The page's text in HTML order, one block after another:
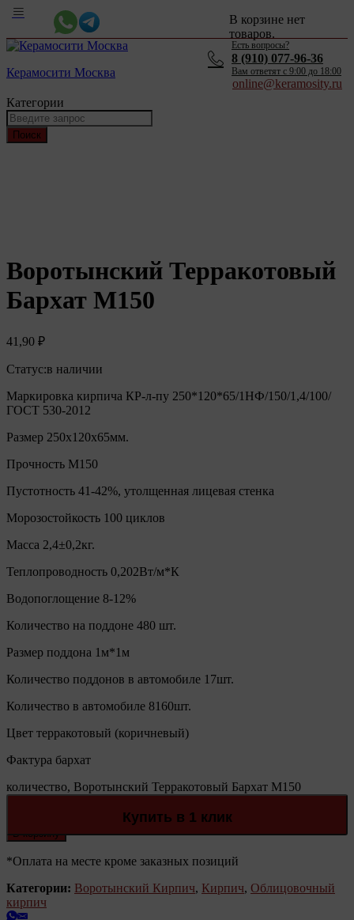
Керамосити Москва
В корзине нет
товаров.
Категории
Поиск
Есть вопросы?
8 (910) 077-96-36
Вам ответят c 9:00 до 18:00
online@keramosity.ru
Воротынский Терракотовый
Бархат М150
41,90 ₽
Статус:в наличии
Маркировка кирпича КР-л-пу 250*120*65/1НФ/150/1,4/100/
ГОСТ 530-2012
Размер 250х120х65мм.
Прочность М150
Пустотность 41-42%, утолщенная лицевая стенка
Морозостойкость 100 циклов
Масса 2,4±0,2кг.
Теплопроводность 0,202Вт/м*К
Водопоглощение 8-12%
Количество на поддоне 480 шт.
Размер поддона 1м*1м
Количество поддонов в автомобиле 17шт.
Количество в автомобиле 8160шт.
Цвет терракотовый (коричневый)
Фактура бархат
количество, Воротынский Терракотовый Бархат М150
В корзину
Купить в 1 клик
*Оплата на месте кроме заказных позиций
Категории: Воротынский Кирпич, Кирпич, Облицовочный
кирпич